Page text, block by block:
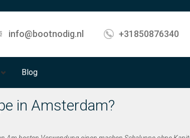
info@bootnodig.nl +31850876340
Blog
in Amsterdam?